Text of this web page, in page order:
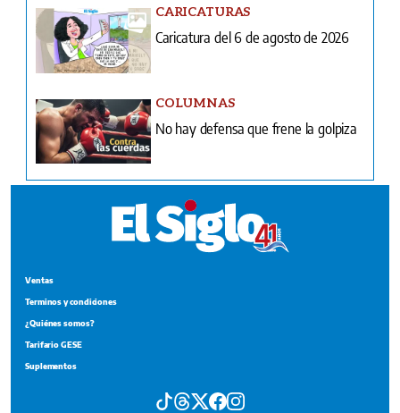
CARICATURAS
Caricatura del 6 de agosto de 2026
COLUMNAS
No hay defensa que frene la golpiza
Ventas
Terminos y condiciones
¿Quiénes somos?
Tarifario GESE
Suplementos